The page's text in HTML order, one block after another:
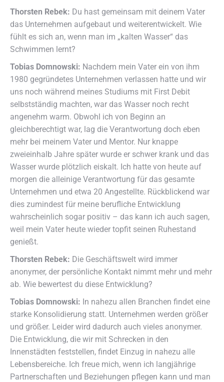
Thorsten Rebek: Du hast gemeinsam mit deinem Vater
das Unternehmen aufgebaut und weiterentwickelt. Wie
fühlt es sich an, wenn man im „kalten Wasser“ das
Schwimmen lernt?
Tobias Domnowski: Nachdem mein Vater ein von ihm
1980 gegründetes Unternehmen verlassen hatte und wir
uns noch während meines Studiums mit First Debit
selbstständig machten, war das Wasser noch recht
angenehm warm. Obwohl ich von Beginn an
gleichberechtigt war, lag die Verantwortung doch eben
mehr bei meinem Vater und Mentor. Nur knappe
zweieinhalb Jahre später wurde er schwer krank und das
Wasser wurde plötzlich eiskalt. Ich hatte von heute auf
morgen die alleinige Verantwortung für das gesamte
Unternehmen und etwa 20 Angestellte. Rückblickend war
dies zumindest für meine berufliche Entwicklung
wahrscheinlich sogar positiv – das kann ich auch sagen,
weil mein Vater heute wieder topfit seinen Ruhestand
genießt.
Thorsten Rebek: Die Geschäftswelt wird immer
anonymer, der persönliche Kontakt nimmt mehr und mehr
ab. Wie bewertest du diese Entwicklung?
Tobias Domnowski: In nahezu allen Branchen findet eine
starke Konsolidierung statt. Unternehmen werden größer
und größer. Leider wird dadurch auch vieles anonymer.
Die Entwicklung, die wir mit Schrecken in den
Innenstädten feststellen, findet Einzug in nahezu alle
Lebensbereiche. Ich freue mich, wenn ich langjährige
Partnerschaften und Beziehungen pflegen kann und man